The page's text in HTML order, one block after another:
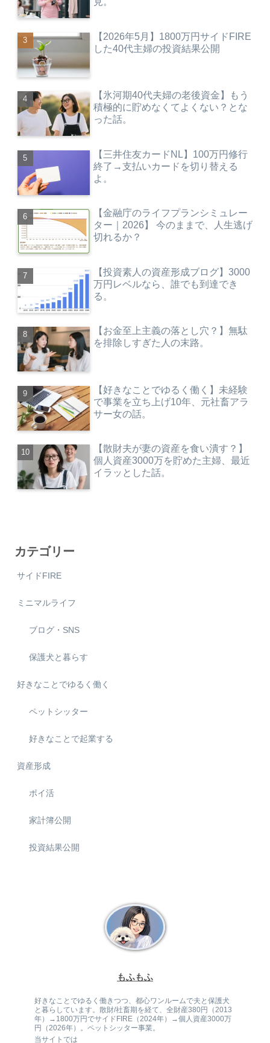
【2026年5月】1800万円サイドFIRE
した40代主婦の投資結果公開
【氷河期40代夫婦の老後資金】もう
積極的に貯めなくてよくない？とな
った話。
【三井住友カードNL】100万円修行
終了→支払いカードを切り替える
よ。
【金融庁のライフプランシミュレー
ター｜2026】 今のままで、人生逃げ
切れるか？
【投資素人の資産形成ブログ】3000
万円レベルなら、誰でも到達でき
る。
【お金至上主義の落とし穴？】無駄
を排除しすぎた人の末路。
【好きなことでゆるく働く】未経験
で事業を立ち上げ10年、元社畜アラ
サー女の話。
【散財夫が妻の資産を食い潰す？】
個人資産3000万を貯めた主婦、最近
イラッとした話。
カテゴリー
サイドFIRE
ミニマルライフ
ブログ・SNS
保護犬と暮らす
好きなことでゆるく働く
ペットシッター
好きなことで起業する
資産形成
ポイ活
家計簿公開
投資結果公開
もふもふ
好きなことでゆるく働きつつ、都心ワンルームで夫と保護犬
と暮らしています。散財/社畜期を経て、全財産380円（2013
年）→1800万円でサイドFIRE（2024年）→個人資産3000万
円（2026年）。ペットシッター事業。
当サイトでは